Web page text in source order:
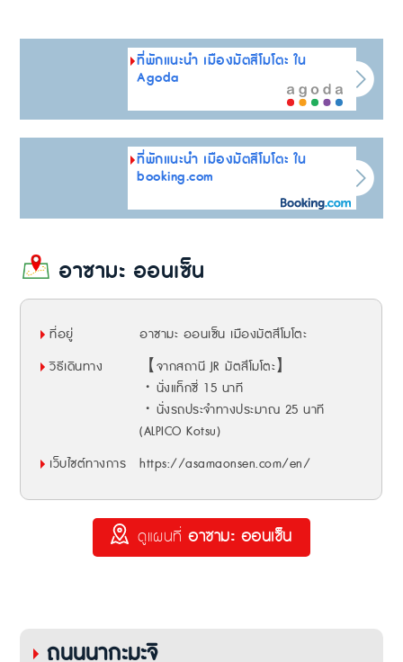
ที่พักแนะนำ เมืองมัตสึโมโตะ ใน
Agoda
ที่พักแนะนำ เมืองมัตสึโมโตะ ใน
booking.com
อาซามะ ออนเซ็น
ที่อยู่
อาซามะ ออนเซ็น เมืองมัตสึโมโตะ
วิธีเดินทาง
【จากสถานี JR มัตสึโมโตะ】
・นั่งแท็กซี่ 15 นาที
・นั่งรถประจำทางประมาณ 25 นาที
(ALPICO Kotsu)
เว็บไซต์ทางการ
https://asamaonsen.com/en/
ดูแผนที่อาซามะ ออนเซ็น
ถนนนากะมะจิ